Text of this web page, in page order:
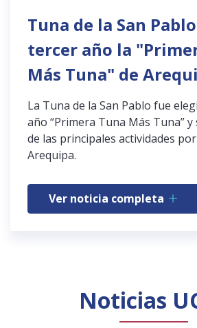
Tuna de la San
tercer año la
Más Tuna" de
La Tuna de la San Pablo fue
año “Primera Tuna Más Tuna”
de las principales actividades
Arequipa.
Ver noticia completa
Noticias